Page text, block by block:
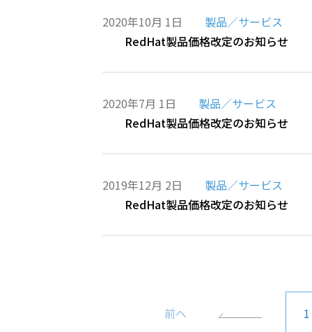
2020年10月 1日
製品／サービス
RedHat製品価格改定のお知らせ
2020年7月 1日
製品／サービス
RedHat製品価格改定のお知らせ
2019年12月 2日
製品／サービス
RedHat製品価格改定のお知らせ
前へ 1